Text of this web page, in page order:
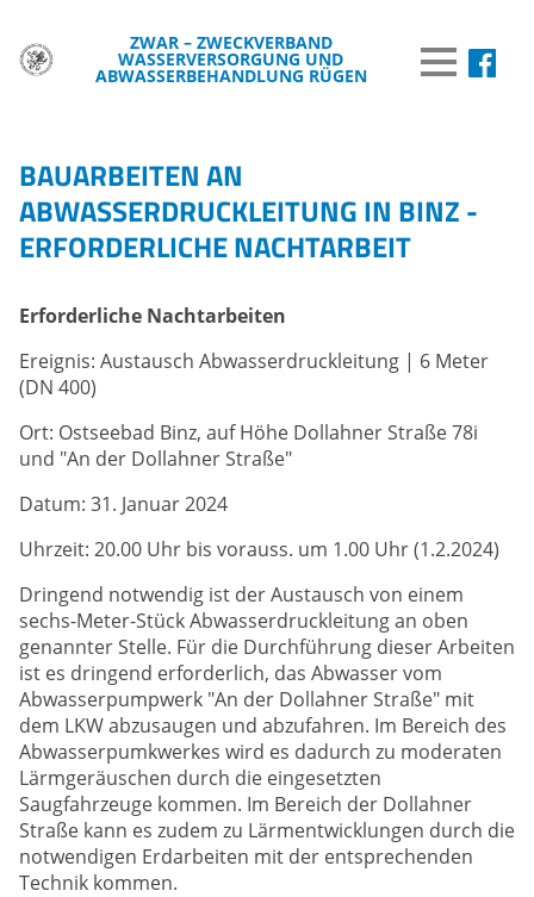
ZWAR – ZWECKVERBAND
WASSERVERSORGUNG UND
ABWASSERBEHANDLUNG RÜGEN MENÜ
TRINKWASSER
ABWASSER
WASSER & UMWELT
VERÖFFENTLICHUNGEN
BAUARBEITEN AN
ABWASSERDRUCKLEITUNG IN BINZ -
ERFORDERLICHE NACHTARBEIT
Erforderliche Nachtarbeiten
Ereignis: Austausch Abwasserdruckleitung | 6 Meter
(DN 400)
Ort: Ostseebad Binz, auf Höhe Dollahner Straße 78i
und "An der Dollahner Straße"
Datum: 31. Januar 2024
Uhrzeit: 20.00 Uhr bis vorauss. um 1.00 Uhr (1.2.2024)
Dringend notwendig ist der Austausch von einem
sechs-Meter-Stück Abwasserdruckleitung an oben
genannter Stelle. Für die Durchführung dieser Arbeiten
ist es dringend erforderlich, das Abwasser vom
Abwasserpumpwerk "An der Dollahner Straße" mit
dem LKW abzusaugen und abzufahren. Im Bereich des
Abwasserpumkwerkes wird es dadurch zu moderaten
Lärmgeräuschen durch die eingesetzten
Saugfahrzeuge kommen. Im Bereich der Dollahner
Straße kann es zudem zu Lärmentwicklungen durch die
notwendigen Erdarbeiten mit der entsprechenden
Technik kommen.